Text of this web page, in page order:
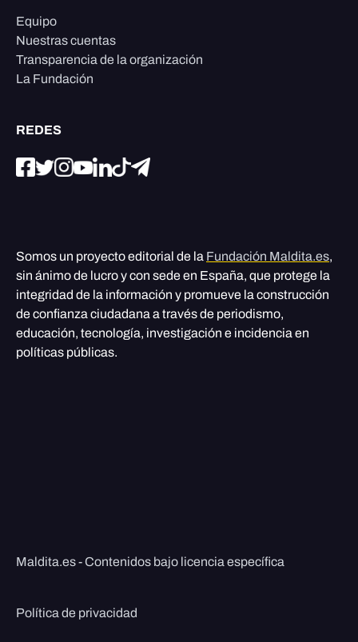
Equipo
Nuestras cuentas
Transparencia de la organización
La Fundación
REDES
Somos un proyecto editorial de la Fundación Maldita.es,
sin ánimo de lucro y con sede en España, que protege la
integridad de la información y promueve la construcción
de confianza ciudadana a través de periodismo,
educación, tecnología, investigación e incidencia en
políticas públicas.
Maldita.es - Contenidos bajo licencia específica
Política de privacidad